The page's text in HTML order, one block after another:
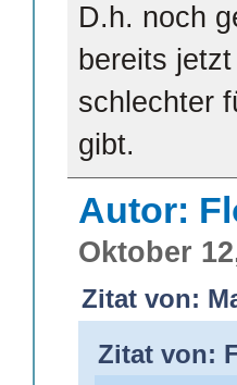
D.h. noch
bereits
schlechter
gibt.
Autor:
Oktober
Zitat von:
Zitat von: